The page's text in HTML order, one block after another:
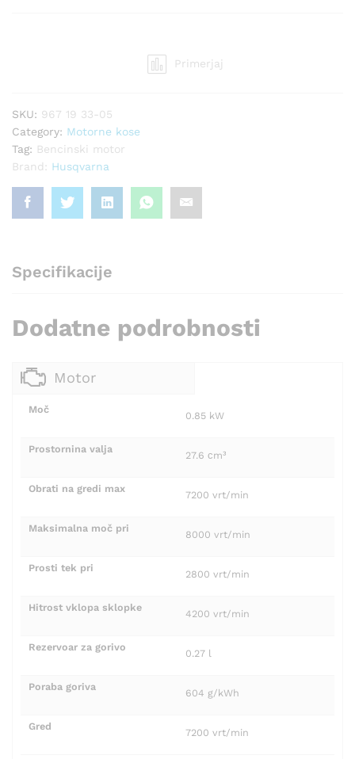
Primerjaj
SKU: 967 19 33-05
Category: Motorne kose
Tag: Bencinski motor
Brand: Husqvarna
Specifikacije
Dodatne podrobnosti
Motor
Moč
0.85 kW
Prostornina valja
27.6 сm³
Obrati na gredi max
7200 vrt/min
Maksimalna moč pri
8000 vrt/min
Prosti tek pri
2800 vrt/min
Hitrost vklopa sklopke
4200 vrt/min
Rezervoar za gorivo
0.27 l
Poraba goriva
604 g/kWh
Gred
7200 vrt/min